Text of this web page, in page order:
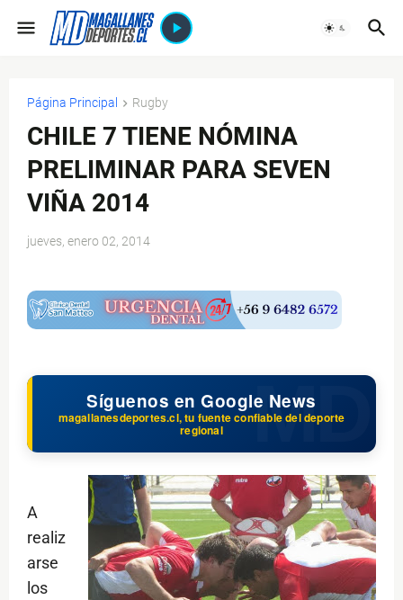
Página Principal Rugby
CHILE 7 TIENE NÓMINA
PRELIMINAR PARA SEVEN
VIÑA 2014
jueves, enero 02, 2014
Síguenos en Google News
magallanesdeportes.cl, tu fuente confiable del deporte
regional
A
realiz
arse
los